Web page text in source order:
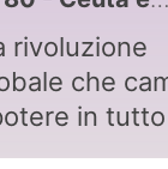
rivoluzione
che
in
di